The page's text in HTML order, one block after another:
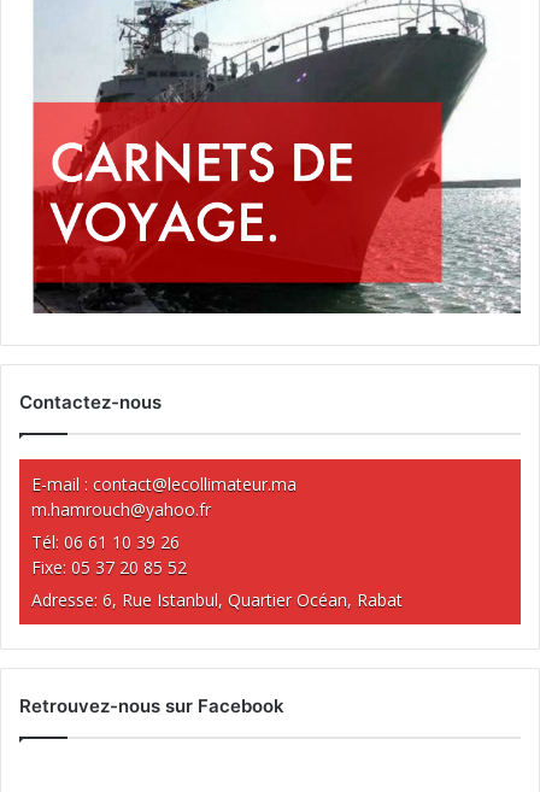
Contactez-nous
E-mail : contact@lecollimateur.ma
m.hamrouch@yahoo.fr
Tél: 06 61 10 39 26
Fixe: 05 37 20 85 52
Adresse: 6, Rue Istanbul, Quartier Océan, Rabat
Retrouvez-nous sur Facebook